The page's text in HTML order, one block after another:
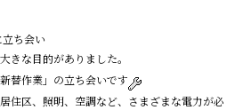
ち会い
きな目的がありました。
替作業」の立ち会いです
住区、照明、空調など、さまざまな電力が必